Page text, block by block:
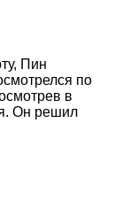
Пин
по
в
Он решил